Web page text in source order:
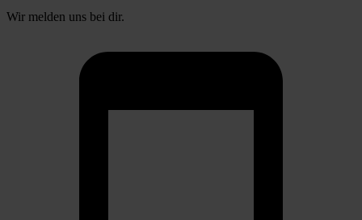
Wir melden uns bei dir.